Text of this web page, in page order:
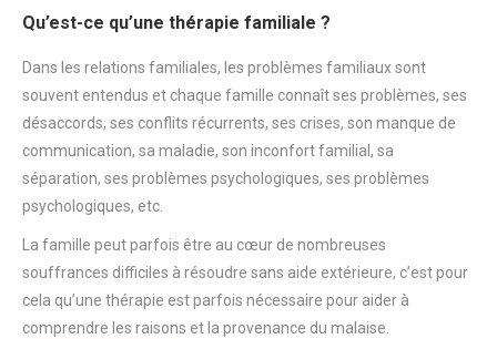
Qu’est-ce qu’une thérapie familiale ?
Dans les relations familiales, les problèmes familiaux sont
souvent entendus et chaque famille connaît ses problèmes, ses
désaccords, ses conflits récurrents, ses crises, son manque de
communication, sa maladie, son inconfort familial, sa
séparation, ses problèmes psychologiques, ses problèmes
psychologiques, etc.
La famille peut parfois être au cœur de nombreuses
souffrances difficiles à résoudre sans aide extérieure, c’est pour
cela qu’une thérapie est parfois nécessaire pour aider à
comprendre les raisons et la provenance du malaise.